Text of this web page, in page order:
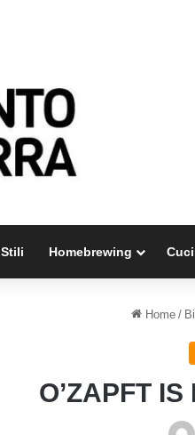
Stili Homebrewing
Home /
O’ZAPFT